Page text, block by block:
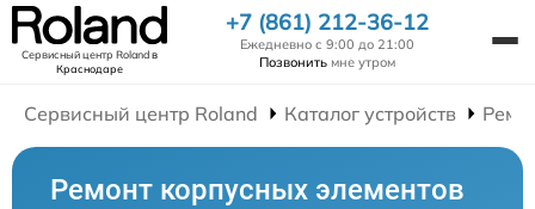
Сервисный центр Rolandв
Краснодаре
+7 (861) 212-36-12
Ежедневно с 9:00 до 21:00
Позвонить мне утром
Сервисный центр Roland Каталог устройств
Ремонт корпусных элементов